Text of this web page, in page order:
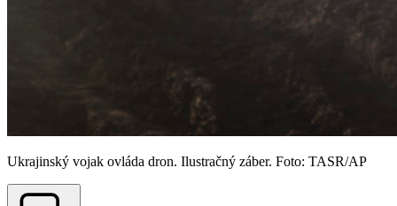
Ukrajinský vojak ovláda dron. Ilustračný záber. Foto: TASR/AP